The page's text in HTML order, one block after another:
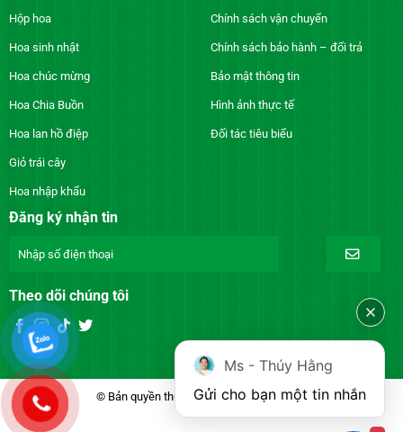
Hộp hoa
Hoa sinh nhật
Hoa chúc mừng
Hoa Chia Buồn
Hoa lan hồ điệp
Giỏ trái cây
Hoa nhập khẩu
Chính sách vận chuyển
Chính sách bảo hành – đổi trả
Bảo mật thông tin
Hình ảnh thực tế
Đối tác tiêu biểu
Đăng ký nhận tin
Theo dõi chúng tôi
© Bản quyền thuộc về DienhoaXANH.com
Ms - Thúy Hằng
Gửi cho bạn một tin nhắn